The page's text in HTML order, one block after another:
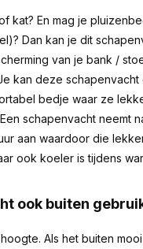
kat? En mag je
Dan kan je dit
van je bank /
kan deze
bedje waar ze
schapenvacht neemt
aan waardoor die
ook koeler is tijdens
ook buiten
Als het buiten